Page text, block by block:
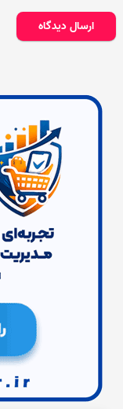
ارسال دیدگاه